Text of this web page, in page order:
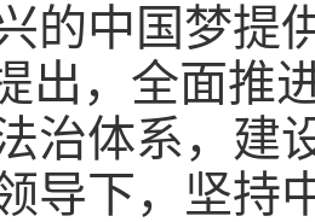
的中国梦提
出，全面推
治体系，建
导下，坚持